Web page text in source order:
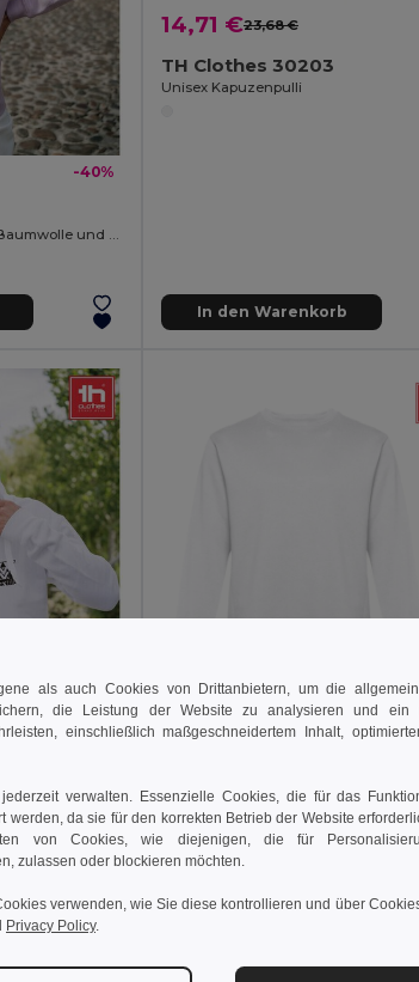
-40%
14,71 €23,68 €
TH Clothes 30203
Unisex Kapuzenpulli
In den Warenkorb
-33%
Sweatshirt für Männer aus Baumwolle und Polyester
13,19 €18,20 €
TH Clothes 30202
als auch Cookies von Drittanbietern, um die
die Leistung der Website zu analysieren und ein
einschließlich maßgeschneidertem Inhalt,
verwalten. Essenzielle Cookies, die für das
werden, da sie für den korrekten Betrieb der Website
von Cookies, wie diejenigen, die für
zulassen oder blockieren möchten.
verwenden, wie Sie diese kontrollieren und über
Privacy Policy.